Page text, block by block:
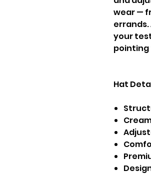
wear —
your
pointing
Hat